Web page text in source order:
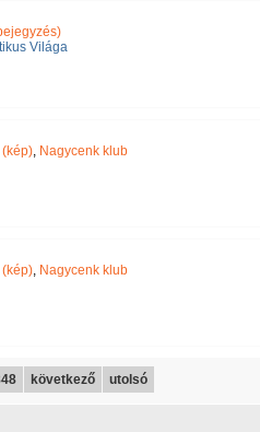
Világa
(kép), Nagycenk klub
(kép), Nagycenk klub
következő utolsó